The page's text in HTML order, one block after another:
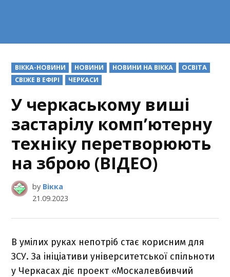
POSTED
IN
ВІККА-НОВИНИ НОВИНИ НОВИНИ НА ВІККА
ОСВІТА
СВІЖЕ В ЕФІРІ
ЧЕРКАСИ
У черкаському виші
застарілу комп’ютерну
техніку перетворюють
на зброю (ВІДЕО)
by Вікка
21.09.2023
В умілих руках непотріб стає корисним для
ЗСУ. За ініціативи університетської спільноти
у Черкасах діє проект «Москалевбивчий